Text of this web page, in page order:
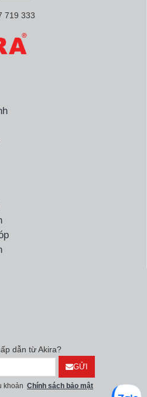
719 333
dẫn từ Akira?
GỬI
khoản Chính sách bảo mật